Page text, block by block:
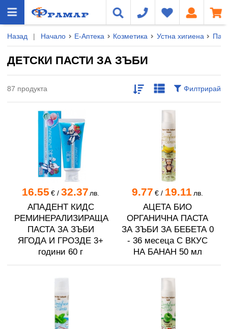
Назад | Начало Е-Аптека Козметика Устна хигиена
ДЕТСКИ ПАСТИ ЗА ЗЪБИ
87 продукта Филтрирай
16.55 €/ 32.37 лв.
АПАДЕНТ КИДС
РЕМИНЕРАЛИЗИРАЩА
ПАСТА ЗА ЗЪБИ
ЯГОДА И ГРОЗДЕ 3+
години 60 г
9.77 € / 19.11лв.
АЦЕТА БИО
ОРГАНИЧНА ПАСТА
ЗА ЗЪБИ ЗА БЕБЕТА 0
- 36 месеца С ВКУС
НА БАНАН 50 мл